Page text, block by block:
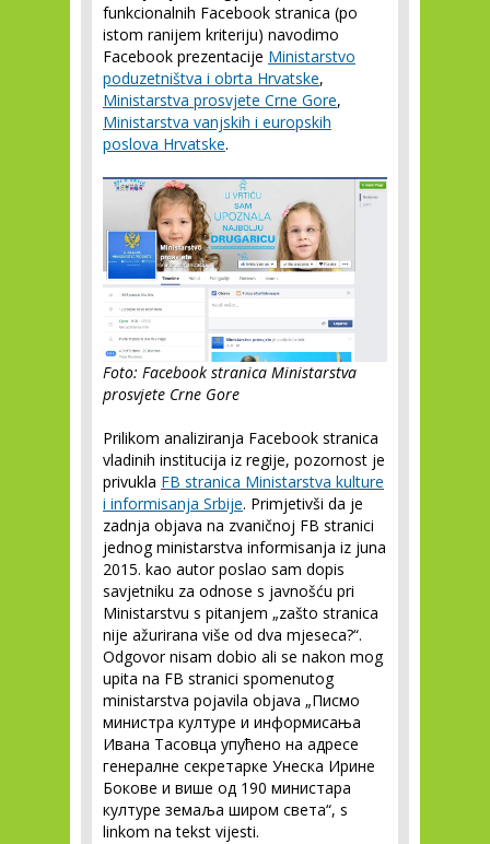
funkcionalnih Facebook stranica (po
istom ranijem kriteriju) navodimo
Facebook prezentacije Ministarstvo
poduzetništva i obrta Hrvatske,
Ministarstva prosvjete Crne Gore,
Ministarstva vanjskih i europskih
poslova Hrvatske.
Foto: Facebook stranica Ministarstva
prosvjete Crne Gore
Prilikom analiziranja Facebook stranica
vladinih institucija iz regije, pozornost je
privukla FB stranica Ministarstva kulture
i informisanja Srbije. Primjetivši da je
zadnja objava na zvaničnoj FB stranici
jednog ministarstva informisanja iz juna
2015. kao autor poslao sam dopis
savjetniku za odnose s javnošću pri
Ministarstvu s pitanjem „zašto stranica
nije ažurirana više od dva mjeseca?“.
Odgovor nisam dobio ali se nakon mog
upita na FB stranici spomenutog
ministarstva pojavila objava „Писмо
министра културе и информисања
Ивана Тасовца упућено на адресе
генералне секретарке Унеска Ирине
Бокове и више од 190 министара
културе земаља широм света“, s
linkom na tekst vijesti.